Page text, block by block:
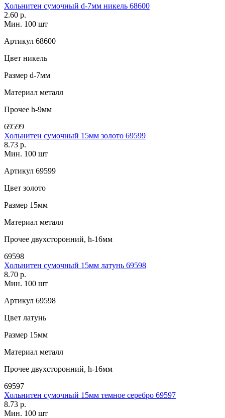
Хольнитен сумочный d-7мм никель 68600
2.60 р.
Мин. 100 шт
Артикул 68600
Цвет никель
Размер d-7мм
Материал металл
Прочее h-9мм
69599
Хольнитен сумочный 15мм золото 69599
8.73 р.
Мин. 100 шт
Артикул 69599
Цвет золото
Размер 15мм
Материал металл
Прочее двухсторонний, h-16мм
69598
Хольнитен сумочный 15мм латунь 69598
8.70 р.
Мин. 100 шт
Артикул 69598
Цвет латунь
Размер 15мм
Материал металл
Прочее двухсторонний, h-16мм
69597
Хольнитен сумочный 15мм темное серебро 69597
8.73 р.
Мин. 100 шт